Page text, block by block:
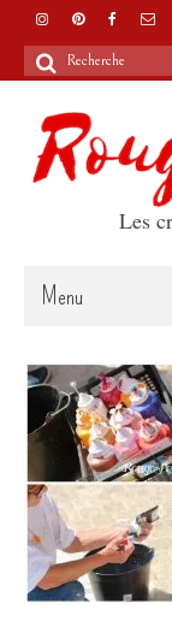
Rechercher
Les
Menu
Accueil
Articles
A propos
Boutique
Les
Mon compte